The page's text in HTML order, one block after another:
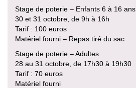
Stage de poterie – Enfants 6 à 16 ans
30 et 31 octobre, de 9h à 16h
Tarif : 100 euros
Matériel fourni – Repas tiré du sac
Stage de poterie – Adultes
28 au 31 octobre, de 17h30 à 19h30
Tarif : 70 euros
Matériel fourni